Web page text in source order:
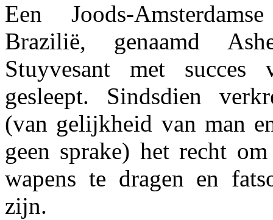
Een Joods-
Brazilië, genaamd
Stuyvesant met succes
gesleept. Sindsdien
(van gelijkheid van man
geen sprake) het recht
wapens te dragen en
zijn.